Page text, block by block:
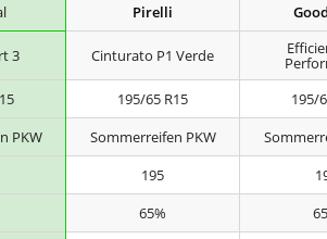
Pirelli
3 Cinturato P1 Verde
195/65 R15 195/
PKW Sommerreifen PKW
195
65%